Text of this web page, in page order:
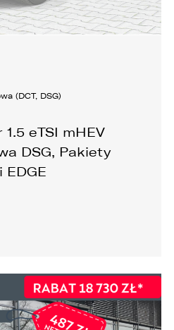
(DCT, DSG)
eTSI mHEV
DSG, Pakiety
EDGE